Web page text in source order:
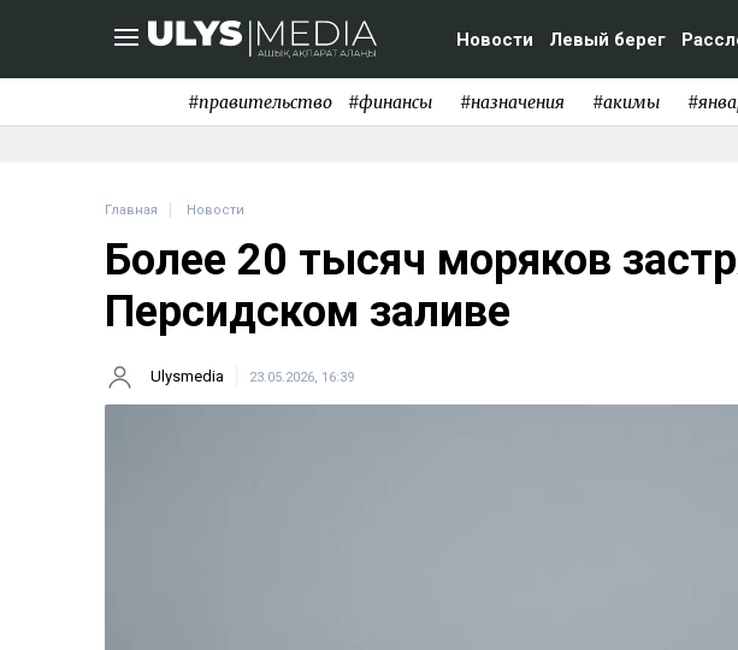
Новости Левый берег
#правительство #финансы #назначения #акимы
Главная Новости
Более 20 тысяч моряков
Персидском заливе
Ulysmedia 23.05.2026, 16:39